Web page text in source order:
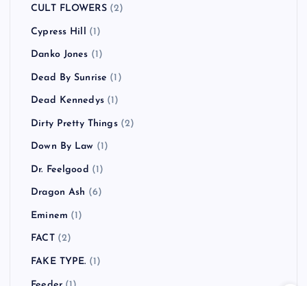
CULT FLOWERS(2)
Cypress Hill (1)
Danko Jones (1)
Dead By Sunrise (1)
Dead Kennedys(1)
Dirty Pretty Things(2)
Down By Law (1)
Dr. Feelgood (1)
Dragon Ash (6)
Eminem (1)
FACT(2)
FAKE TYPE. (1)